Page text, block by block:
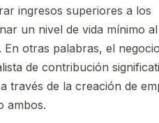
ingresos superiores a los
un nivel de vida mínimo al
otras palabras, el
de contribución
través de la creación de
ambos.